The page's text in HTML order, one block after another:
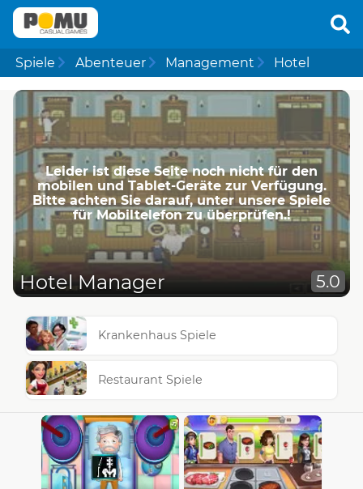
Spiele Abenteuer Management Hotel
Leider ist diese Seite noch nicht für den
mobilen und Tablet-Geräte zur Verfügung.
Bitte achten Sie darauf, unter unsere Spiele
für Mobiltelefon zu überprüfen.!
Hotel Manager 5.0
Krankenhaus Spiele
Restaurant Spiele